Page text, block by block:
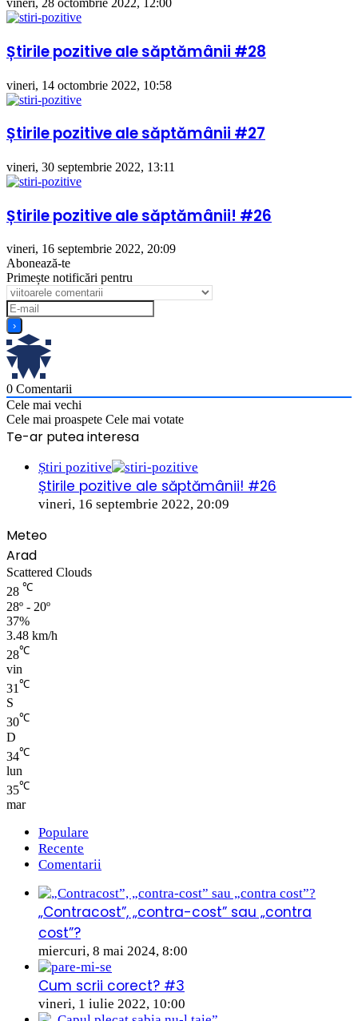
vineri, 28 octombrie 2022, 12:00
Știrile pozitive ale săptămânii #28
vineri, 14 octombrie 2022, 10:58
Știrile pozitive ale săptămânii #27
vineri, 30 septembrie 2022, 13:11
Știrile pozitive ale săptămânii! #26
vineri, 16 septembrie 2022, 20:09
Abonează-te
Primește notificări pentru
0 Comentarii
Cele mai vechi
Cele mai proaspete Cele mai votate
Te-ar putea interesa
Știri pozitive
Știrile pozitive ale săptămânii! #26
vineri, 16 septembrie 2022, 20:09
Meteo
Arad
Scattered Clouds
28 ℃
28º - 20º
37%
3.48 km/h
28℃
vin
31℃
S
30℃
D
34℃
lun
35℃
mar
Populare
Recente
Comentarii
„Contracost”, „contra-cost” sau „contra
cost”?
miercuri, 8 mai 2024, 8:00
Cum scrii corect? #3
vineri, 1 iulie 2022, 10:00